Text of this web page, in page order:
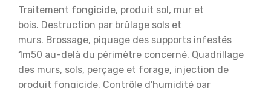
Traitement fongicide, produit sol, mur et
bois. Destruction par brûlage sols et
murs. Brossage, piquage des supports infestés
1m50 au-delà du périmètre concerné. Quadrillage
des murs, sols, perçage et forage, injection de
produit fongicide. Contrôle d'humidité par